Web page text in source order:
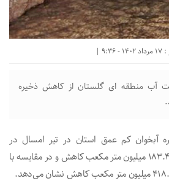
آب منطقه ای گلستان از کاهش ذخیره
آبخوان کم عمق استان در تیر امسال در
مقایسه با تیر سال گذشته ۱۸۳.۴۶ میلیون متر مکعب کاهش و در مقایسه با